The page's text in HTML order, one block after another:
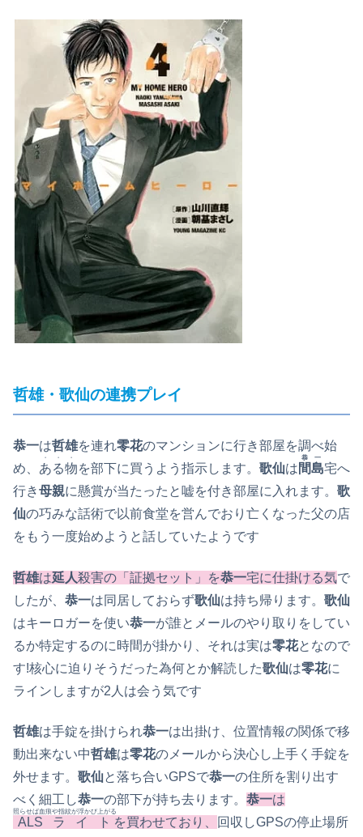
哲雄・歌仙の連携プレイ
恭一は哲雄を連れ零花のマンションに行き部屋を調べ始
め、 ある物
・・・
を部下に買うよう指示します。 歌仙は間島
恭一
宅へ
行き母親に懸賞が当たったと嘘を付き部屋に入れます。 歌
仙の巧みな話術で以前食堂を営んでおり亡くなった父の店
をもう一度始めようと話していたようです
哲雄は延人殺害の「証拠セット」を恭一宅に仕掛ける気で
したが、 恭一は同居しておらず歌仙は持ち帰ります。 歌仙
はキーロガーを使い恭一が誰とメールのやり取りをしてい
るか特定するのに時間が掛かり、それは実は零花となので
す!核心に迫りそうだった為何とか解読した歌仙は零花に
ライン しますが2人は会う気です
哲雄は手錠を掛けられ恭一は出掛け、位置情報の関係で移
動出来ない中哲雄は零花のメールから決心し上手く手錠を
外せます。 歌仙と落ち合いGPSで恭一の住所を割り出す
べく細工し恭一の部下が持ち去ります。 恭一は
ALSライト
照らせば血痕や指紋が浮かび上がる
を買わせており、
回収しGPSの停止場所